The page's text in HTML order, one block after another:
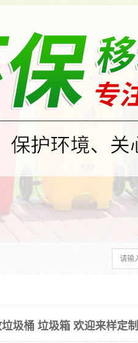
圾桶 垃圾箱 欢迎来样定制